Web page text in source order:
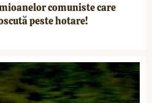
comuniste care
peste hotare!